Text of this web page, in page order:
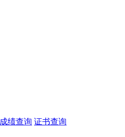
成绩查询 证书查询